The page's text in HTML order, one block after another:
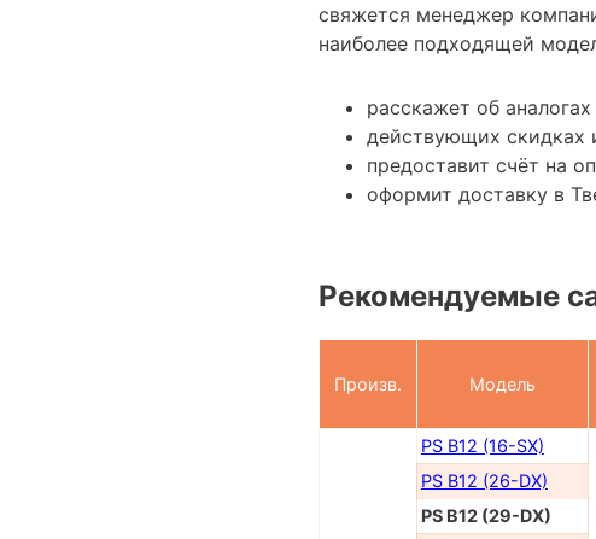
свяжется менеджер
наиболее подходящей
расскажет об
действующих скидках
предоставит счёт на
оформит доставку в
Рекомендуемые
Произв. Модель
PS B12 (16-SX)
PS B12 (26-DX)
PS B12 (29-DX)